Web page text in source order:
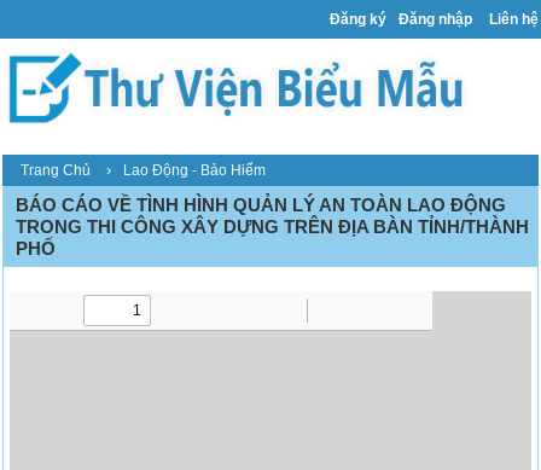
Đăng ký Đăng nhập Liên hệ
Trang Chủ › Lao Động - Bảo Hiểm
BÁO CÁO VỀ TÌNH HÌNH QUẢN LÝ AN TOÀN LAO ĐỘNG
TRONG THI CÔNG XÂY DỰNG TRÊN ĐỊA BÀN TỈNH/THÀNH
PHỐ